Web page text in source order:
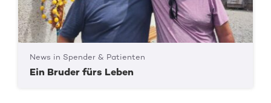
News in Spender & Patienten
Ein Bruder fürs Leben